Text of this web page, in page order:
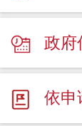
政府
依申